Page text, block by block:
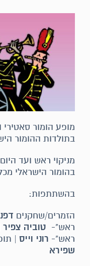
מופע הומור סאטירי
בתולדות ההומור
מניקוי ראש ועד
בהומור הישראלי
בהשתתפות:
הזמרים/שחקנים
ראש"- טוביה צפיר
ראש"- רוני וייס |
שפירא